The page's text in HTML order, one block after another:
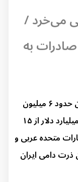
دامی می‌خرد /
به
در هفت‌ماهه نخست سال جاری، ایران حدود ۶ میلیون
تن ذرت دامی به ارزش نزدیک به ۱.۹ میلیارد دلار از ۱۵
متحده عربی و
ذرت دامی ایران